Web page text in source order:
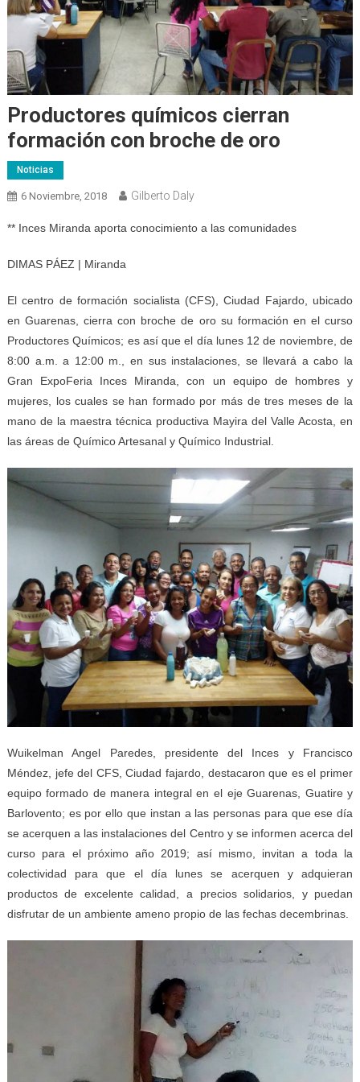
Productores químicos cierran
formación con broche de oro
Noticias
6 Noviembre, 2018 Gilberto Daly
** Inces Miranda aporta conocimiento a las comunidades
DIMAS PÁEZ | Miranda
El centro de formación socialista (CFS), Ciudad Fajardo, ubicado
en Guarenas, cierra con broche de oro su formación en el curso
Productores Químicos; es así que el día lunes 12 de noviembre, de
8:00 a.m. a 12:00 m., en sus instalaciones, se llevará a cabo la
Gran ExpoFeria Inces Miranda, con un equipo de hombres y
mujeres, los cuales se han formado por más de tres meses de la
mano de la maestra técnica productiva Mayira del Valle Acosta, en
las áreas de Químico Artesanal y Químico Industrial.
Wuikelman Angel Paredes, presidente del Inces y Francisco
Méndez, jefe del CFS, Ciudad fajardo, destacaron que es el primer
equipo formado de manera integral en el eje Guarenas, Guatire y
Barlovento; es por ello que instan a las personas para que ese día
se acerquen a las instalaciones del Centro y se informen acerca del
curso para el próximo año 2019; así mismo, invitan a toda la
colectividad para que el día lunes se acerquen y adquieran
productos de excelente calidad, a precios solidarios, y puedan
disfrutar de un ambiente ameno propio de las fechas decembrinas.